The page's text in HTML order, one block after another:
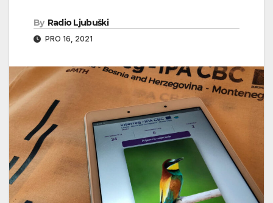
By Radio Ljubuški
PRO 16, 2021